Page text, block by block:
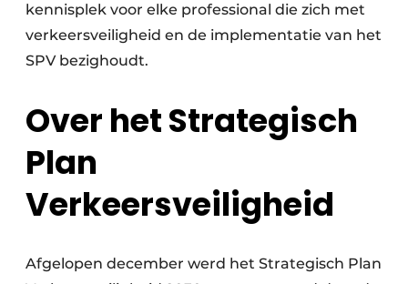
kennisplek voor elke professional die zich met
verkeersveiligheid en de implementatie van het
SPV bezighoudt.
Over het Strategisch
Plan
Verkeersveiligheid
Afgelopen december werd het Strategisch Plan